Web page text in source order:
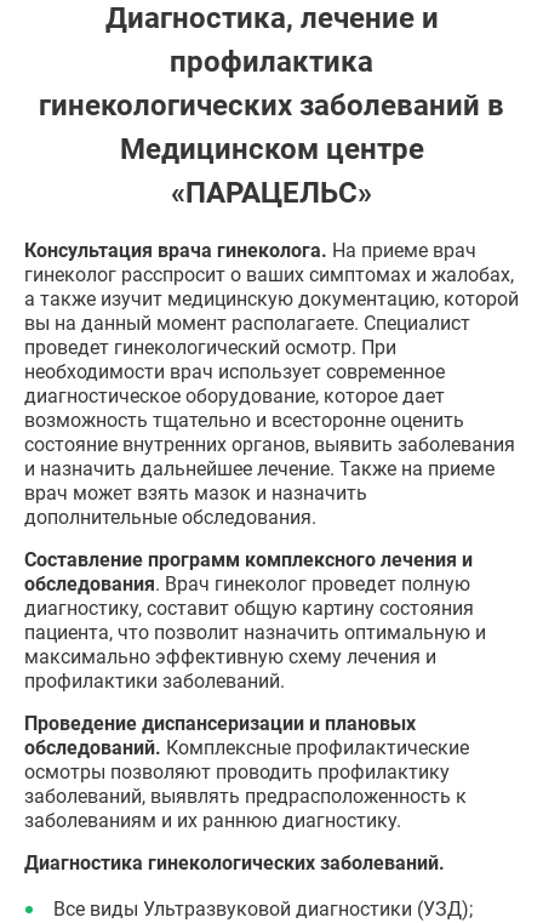
Диагностика, лечение и
профилактика
гинекологических заболеваний в
Медицинском центре
«ПАРАЦЕЛЬС»
Консультация врача гинеколога. На приеме врач
гинеколог расспросит о ваших симптомах и жалобах,
а также изучит медицинскую документацию, которой
вы на данный момент располагаете. Специалист
проведет гинекологический осмотр. При
необходимости врач использует современное
диагностическое оборудование, которое дает
возможность тщательно и всесторонне оценить
состояние внутренних органов, выявить заболевания
и назначить дальнейшее лечение. Также на приеме
врач может взять мазок и назначить
дополнительные обследования.
Составление программ комплексного лечения и
обследования. Врач гинеколог проведет полную
диагностику, составит общую картину состояния
пациента, что позволит назначить оптимальную и
максимально эффективную схему лечения и
профилактики заболеваний.
Проведение диспансеризации и плановых
обследований. Комплексные профилактические
осмотры позволяют проводить профилактику
заболеваний, выявлять предрасположенность к
заболеваниям и их раннюю диагностику.
Диагностика гинекологических заболеваний.
Все виды Ультразвуковой диагностики (УЗД);